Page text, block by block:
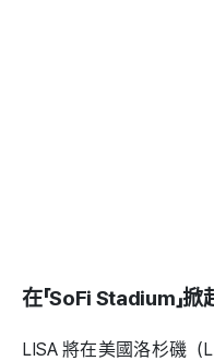
在「SoFi Stadium」
LISA 將在美國洛杉磯（